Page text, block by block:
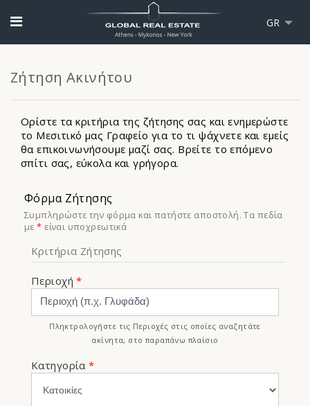
GR
Ζήτηση Ακινήτου
Ορίστε τα κριτήρια της ζήτησης σας και ενημερώστε
το Μεσιτικό μας Γραφείο για το τι ψάχνετε και εμείς
θα επικοινωνήσουμε μαζί σας. Βρείτε το επόμενο
σπίτι σας, εύκολα και γρήγορα.
Φόρμα Ζήτησης
Συμπληρώστε την φόρμα και πατήστε αποστολή. Τα πεδία
με* είναι υποχρεωτικά
Κριτήρια Ζήτησης
Περιοχή *
Πληκτρολογήστε τις Περιοχές στις οποίες αναζητάτε
ακίνητα, στο παραπάνω πλαίσιο
Κατηγορία *